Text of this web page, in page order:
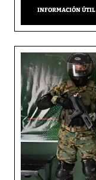
INFORMACIÓN ÚTIL